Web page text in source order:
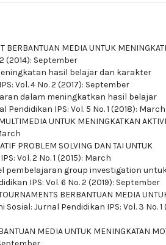
BERBANTUAN MEDIA UNTUK
(2014): September
hasil belajar dan karakter
Vol. 4 No. 2 (2017): September
dalam meningkatkan hasil belajar
Pendidikan IPS: Vol. 5 No. 1 (2018): March
UNTUK MENINGKATKAN
PROBLEM SOLVING DAN TAI UNTUK
Vol. 2 No. 1 (2015): March
pembelajaran group investigation
IPS: Vol. 6 No. 2 (2019): September
BERBANTUAN MEDIA
Sosial: Jurnal Pendidikan IPS: Vol. 3 No. 1
MEDIA UNTUK MENINGKATAN